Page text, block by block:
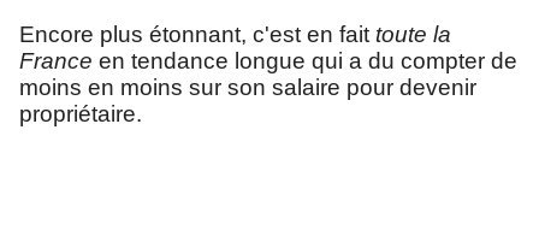
Encore plus étonnant, c'est en fait toute la
France en tendance longue qui a du compter de
moins en moins sur son salaire pour devenir
propriétaire.